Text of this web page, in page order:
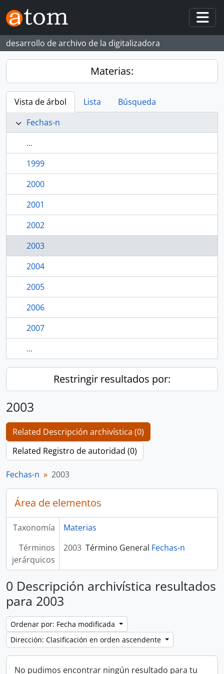
Skip to main content
desarrollo de archivo de la digitalizadora
Materias:
Vista de árbol Lista
Búsqueda
Fechas-n
...
1999
2000
2001
2002
2003
2004
2005
2006
2007
...
Restringir resultados por:
2003
Related Descripción archivística (0)
Related Registro de autoridad (0)
Fechas-n 2003
Área de elementos
Taxonomía
Materias
Términos
jerárquicos
2003 Término General Fechas-n
0 Descripción archivística resultados
para 2003
Ordenar por: Fecha modificada
Dirección: Clasificación en orden ascendente
No pudimos encontrar ningún resultado para tu